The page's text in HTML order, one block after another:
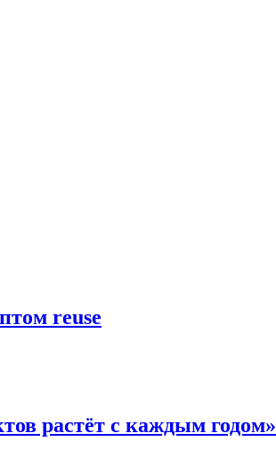
reuse
растёт с каждым годом»